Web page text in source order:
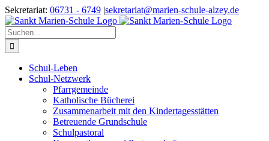
Zum
Inhalt
springen
Sekretariat: 06731 - 6749 |sekretariat@marien-schule-alzey.de
Suche
nach:
Schul-Leben
Schul-Netzwerk
Pfarrgemeinde
Katholische Bücherei
Zusammenarbeit mit den Kindertagesstätten
Betreuende Grundschule
Schulpastoral